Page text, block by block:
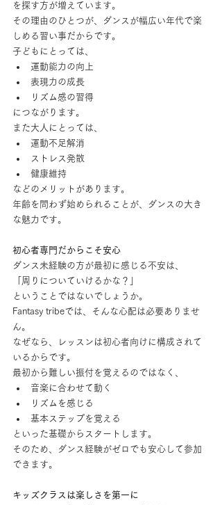
を探す方が増えています。
その理由のひとつが、ダンスが幅広い年代で楽
しめる習い事だからです。
子どもにとっては、
運動能力の向上
表現力の成長
リズム感の習得
につながります。
また大人にとっては、
運動不足解消
ストレス発散
健康維持
などのメリットがあります。
年齢を問わず始められることが、ダンスの大き
な魅力です。
初心者専門だからこそ安心
ダンス未経験の方が最初に感じる不安は、
「周りについていけるかな？」
ということではないでしょうか。
Fantasy tribeでは、そんな心配は必要ありませ
ん。
なぜなら、レッスンは初心者向けに構成されて
いるからです。
最初から難しい振付を覚えるのではなく、
音楽に合わせて動く
リズムを感じる
基本ステップを覚える
といった基礎からスタートします。
そのため、ダンス経験がゼロでも安心して参加
できます。
キッズクラスは楽しさを第一に